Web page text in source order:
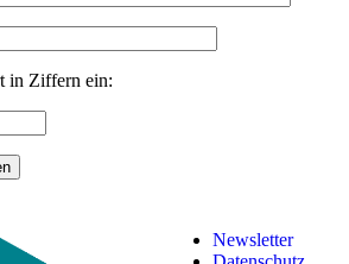
in Ziffern ein:
Newsletter